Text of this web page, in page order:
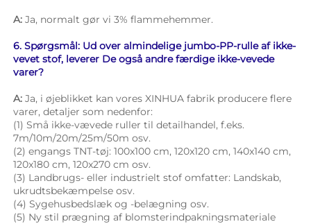
A: Ja, normalt gør vi 3% flammehemmer.
6. Spørgsmål: Ud over almindelige jumbo-PP-rulle af ikke-
vevet stof, leverer De også andre færdige ikke-vevede
varer?
A: Ja, i øjeblikket kan vores XINHUA fabrik producere flere
varer, detaljer som nedenfor:
(1) Små ikke-vævede ruller til detailhandel, f.eks.
7m/10m/20m/25m/50m osv.
(2) engangs TNT-tøj: 100x100 cm, 120x120 cm, 140x140 cm,
120x180 cm, 120x270 cm osv.
(3) Landbrugs- eller industrielt stof omfatter: Landskab,
ukrudtsbekæmpelse osv.
(4) Sygehusbedslæk og -belægning osv.
(5) Ny stil prægning af blomsterindpakningsmateriale